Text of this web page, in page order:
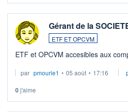
Gérant de la
ETF ET OPCVM
ETF et OPCVM accesibles
par pmourie1 • 05 août • 17:16
0j'aime